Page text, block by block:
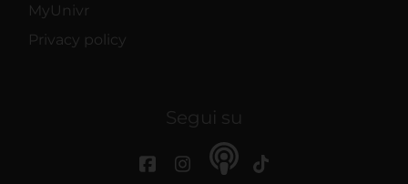
MyUnivr
Privacy policy
Segui su